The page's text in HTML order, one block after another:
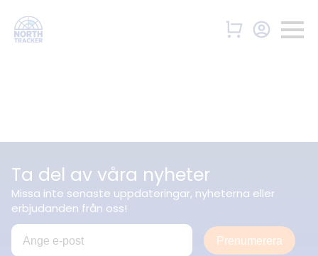
Ta del av våra nyheter
Missa inte senaste uppdateringar, nyheterna eller
erbjudanden från oss!
Prenumerera